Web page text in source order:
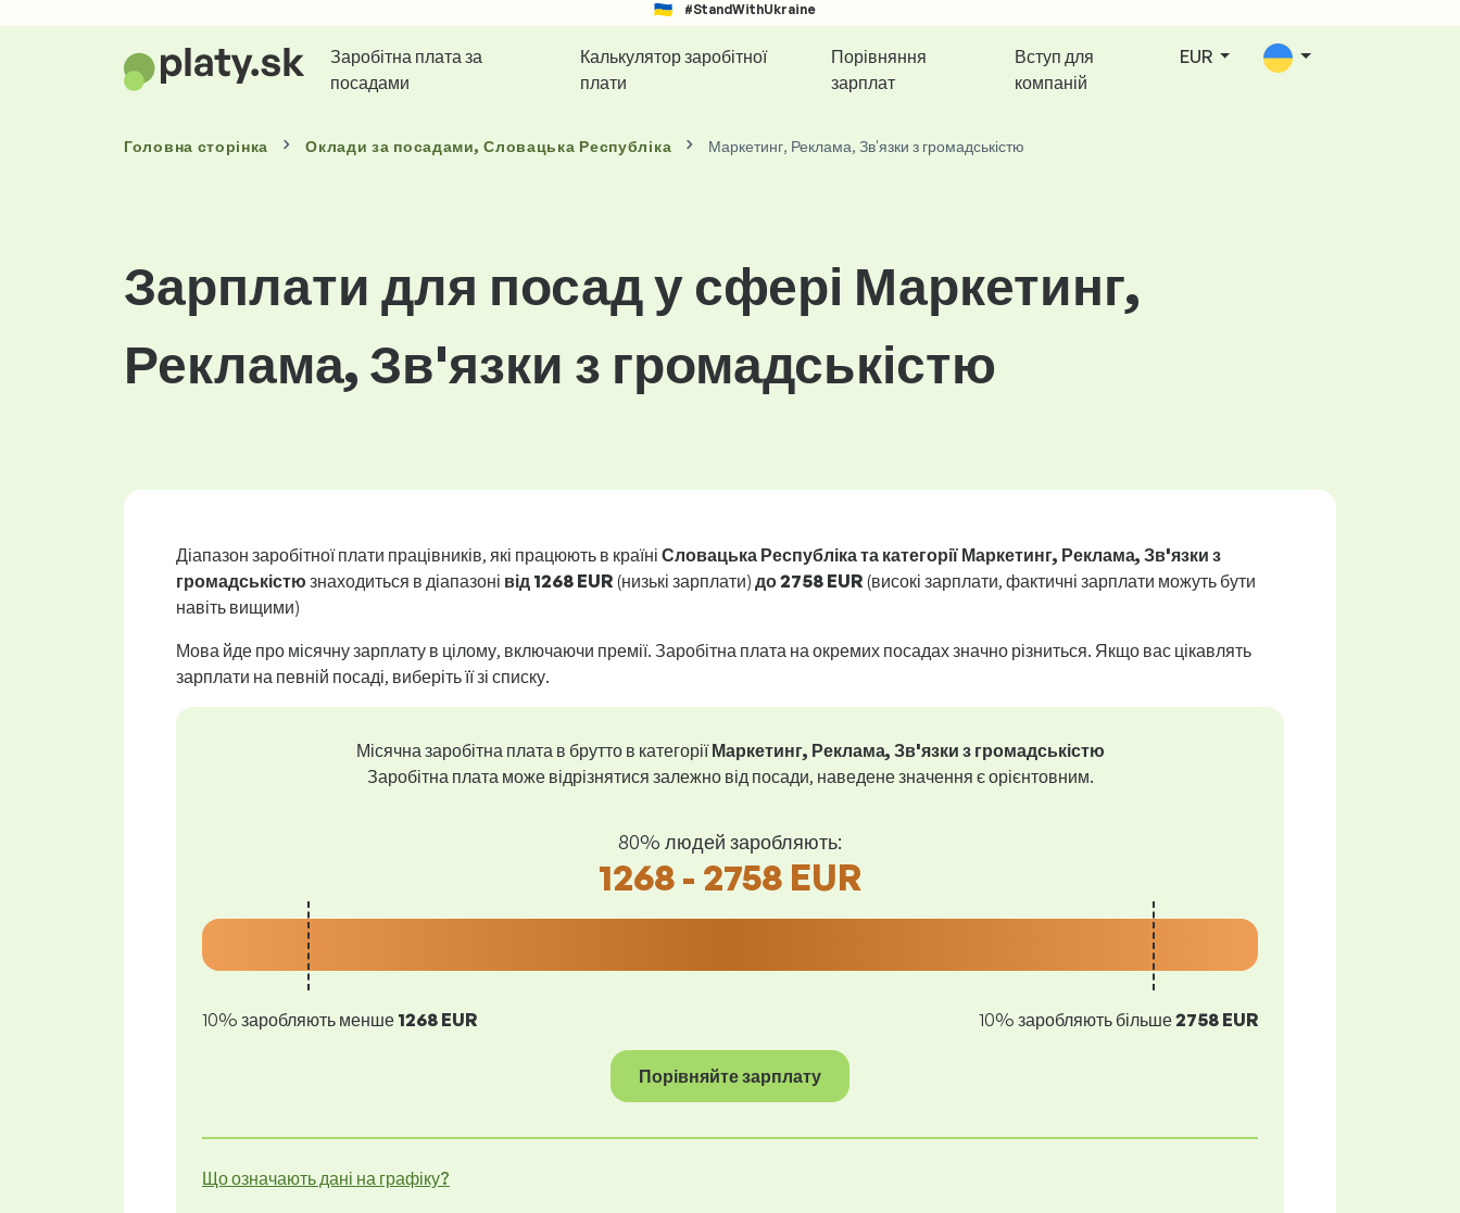
#StandWithUkraine
Заробітна плата за
посадами
Калькулятор заробітної
плати
Порівняння
зарплат
Вступ для
компаній
EUR
Головна сторінка Окладиза посадами, Словацька Республіка Маркетинг, Реклама, Зв'язки з громадськістю
Зарплати для посад у сфері Маркетинг,
Реклама, Зв'язки з громадськістю
Діапазон заробітної плати працівників, які працюють в країні Словацька Республіка та категорії Маркетинг, Реклама, Зв'язки з
громадськістю знаходиться в діапазоні від 1268 EUR (низькі зарплати) до2758 EUR (високі зарплати, фактичні зарплати можуть бути
навіть вищими)
Мова йде про місячну зарплату в цілому, включаючи премії. Заробітна плата на окремих посадах значно різниться. Якщо вас цікавлять
зарплати на певній посаді, виберіть її зі списку.
Місячна заробітна плата в брутто в категоріїМаркетинг, Реклама, Зв'язки з громадськістю
Заробітна плата може відрізнятися залежно від посади, наведене значення є орієнтовним.
80% людей заробляють:
1268 - 2758 EUR
10% заробляють менше 1268 EUR 10% заробляють більше2758 EUR
Порівняйте зарплату
Що означають дані на графіку?